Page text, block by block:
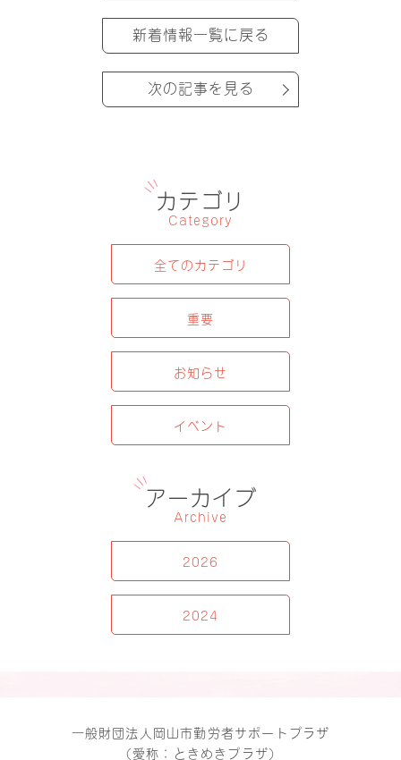
新着情報一覧に戻る
次の記事を見る
カテゴリ
Category
全てのカテゴリ
重要
お知らせ
イベント
アーカイブ
Archive
2026
2024
一般財団法人岡山市勤労者サポートプラザ
（愛称：ときめきプラザ）